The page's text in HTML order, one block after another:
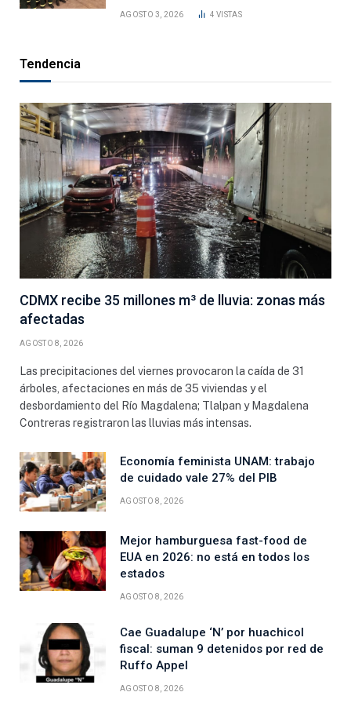
AGOSTO 3, 2026 4VISTAS
Tendencia
CDMX recibe 35 millones m³ de lluvia: zonas más
afectadas
AGOSTO 8, 2026
Las precipitaciones del viernes provocaron la caída de 31
árboles, afectaciones en más de 35 viviendas y el
desbordamiento del Río Magdalena; Tlalpan y Magdalena
Contreras registraron las lluvias más intensas.
Economía feminista UNAM: trabajo
de cuidado vale 27% del PIB
AGOSTO 8, 2026
Mejor hamburguesa fast-food de
EUA en 2026: no está en todos los
estados
AGOSTO 8, 2026
Cae Guadalupe ‘N’ por huachicol
fiscal: suman 9 detenidos por red de
Ruffo Appel
AGOSTO 8, 2026